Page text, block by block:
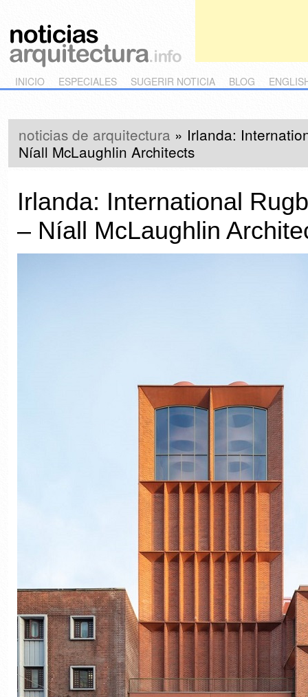
Main menu
Skip to primary content
Skip to secondary content
INICIO ESPECIALES SUGERIR NOTICIA BLOG
noticias de arquitectura » Irlanda:
Níall McLaughlin Architects
Irlanda: International
– Níall McLaughlin